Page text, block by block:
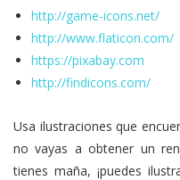
http://game-icons.net/
http://www.flaticon.com/
https://pixabay.com
http://findicons.com/
Usa ilustraciones que
no vayas a obtener un
tienes maña, ¡puedes